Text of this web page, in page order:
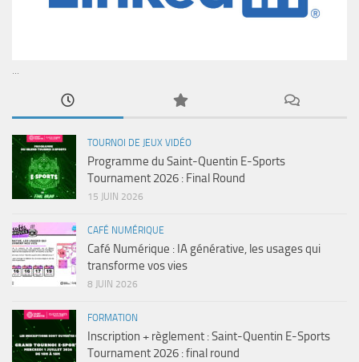
...
TOURNOI DE JEUX VIDÉO
Programme du Saint-Quentin E-Sports
Tournament 2026 : Final Round
15 JUIN 2026
CAFÉ NUMÉRIQUE
Café Numérique : IA générative, les usages qui
transforme vos vies
8 JUIN 2026
FORMATION
Inscription + règlement : Saint-Quentin E-Sports
Tournament 2026 : final round